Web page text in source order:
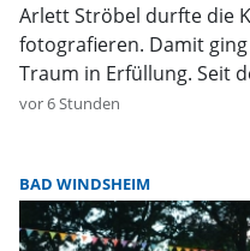
Arlett Ströbel durfte die
fotografieren. Damit
Traum in Erfüllung. Seit
vor 6 Stunden
BAD WINDSHEIM